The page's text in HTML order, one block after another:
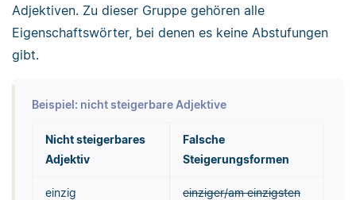
Adjektiven. Zu dieser Gruppe gehören alle
Eigenschaftswörter, bei denen es keine Abstufungen
gibt.
Beispiel: nicht steigerbare Adjektive
Nicht steigerbares
Adjektiv
Falsche
Steigerungsformen
einzig einziger/am einzigsten